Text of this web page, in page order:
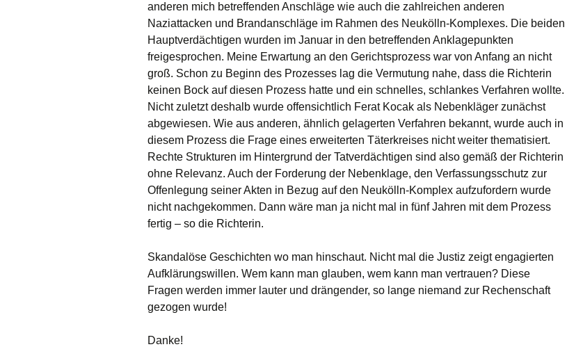
anderen mich betreffenden Anschläge wie auch die zahlreichen anderen
Naziattacken und Brandanschläge im Rahmen des Neukölln-Komplexes. Die beiden
Hauptverdächtigen wurden im Januar in den betreffenden Anklagepunkten
freigesprochen. Meine Erwartung an den Gerichtsprozess war von Anfang an nicht
groß. Schon zu Beginn des Prozesses lag die Vermutung nahe, dass die Richterin
keinen Bock auf diesen Prozess hatte und ein schnelles, schlankes Verfahren wollte.
Nicht zuletzt deshalb wurde offensichtlich Ferat Kocak als Nebenkläger zunächst
abgewiesen. Wie aus anderen, ähnlich gelagerten Verfahren bekannt, wurde auch in
diesem Prozess die Frage eines erweiterten Täterkreises nicht weiter thematisiert.
Rechte Strukturen im Hintergrund der Tatverdächtigen sind also gemäß der Richterin
ohne Relevanz. Auch der Forderung der Nebenklage, den Verfassungsschutz zur
Offenlegung seiner Akten in Bezug auf den Neukölln-Komplex aufzufordern wurde
nicht nachgekommen. Dann wäre man ja nicht mal in fünf Jahren mit dem Prozess
fertig – so die Richterin.
Skandalöse Geschichten wo man hinschaut. Nicht mal die Justiz zeigt engagierten
Aufklärungswillen. Wem kann man glauben, wem kann man vertrauen? Diese
Fragen werden immer lauter und drängender, so lange niemand zur Rechenschaft
gezogen wurde!
Danke!